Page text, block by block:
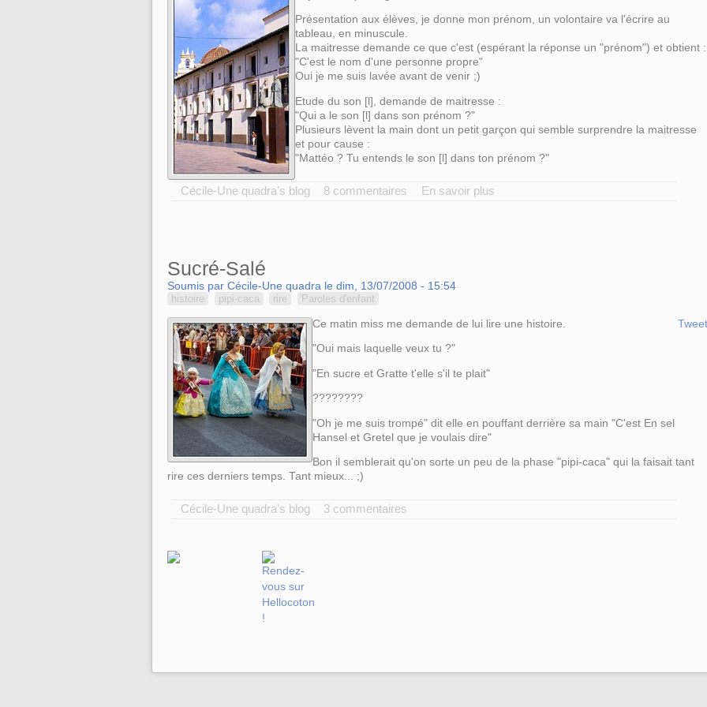
Présentation aux élèves, je donne mon prénom, un volontaire va l'écrire au
tableau, en minuscule.
La maitresse demande ce que c'est (espérant la réponse un "prénom") et obtient :
"C'est le nom d'une personne propre"
Oui je me suis lavée avant de venir ;)
Etude du son [l], demande de maitresse :
"Qui a le son [l] dans son prénom ?"
Plusieurs lèvent la main dont un petit garçon qui semble surprendre la maitresse
et pour cause :
"Mattéo ? Tu entends le son [l] dans ton prénom ?"
Cécile-Une quadra's blog 8 commentaires En savoir plus
Sucré-Salé
Soumis par Cécile-Une quadra le dim, 13/07/2008 - 15:54
histoire pipi-caca rire Paroles d'enfant
Ce matin miss me demande de lui lire une histoire.
"Oui mais laquelle veux tu ?"
"En sucre et Gratte t'elle s'il te plait"
????????
"Oh je me suis trompé" dit elle en pouffant derrière sa main "C'est En sel
Hansel et Gretel que je voulais dire"
Bon il semblerait qu'on sorte un peu de la phase "pipi-caca" qui la faisait tant
rire ces derniers temps. Tant mieux... ;)
Cécile-Une quadra's blog 3 commentaires